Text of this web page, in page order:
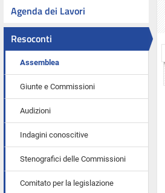
Agenda dei Lavori
Resoconti
Assemblea
Giunte e Commissioni
Audizioni
Indagini conoscitive
Stenografici delle Commissioni
Comitato per la legislazione